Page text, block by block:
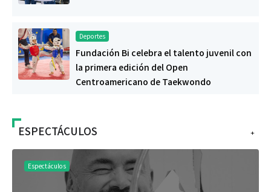
Deportes
Fundación Bi celebra el talento juvenil con
la primera edición del Open
Centroamericano de Taekwondo
+
ESPECTÁCULOS
Espectáculos